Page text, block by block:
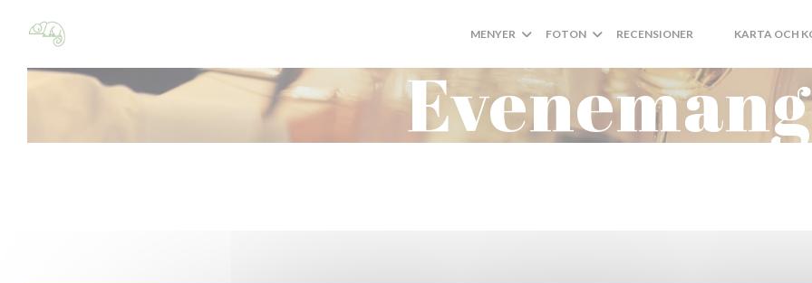
MENYER FOTON RECENSIONER
((ÖPPNAS I ETT
((ÖPPNAS I ETT
KARTA OCH
Evenemang